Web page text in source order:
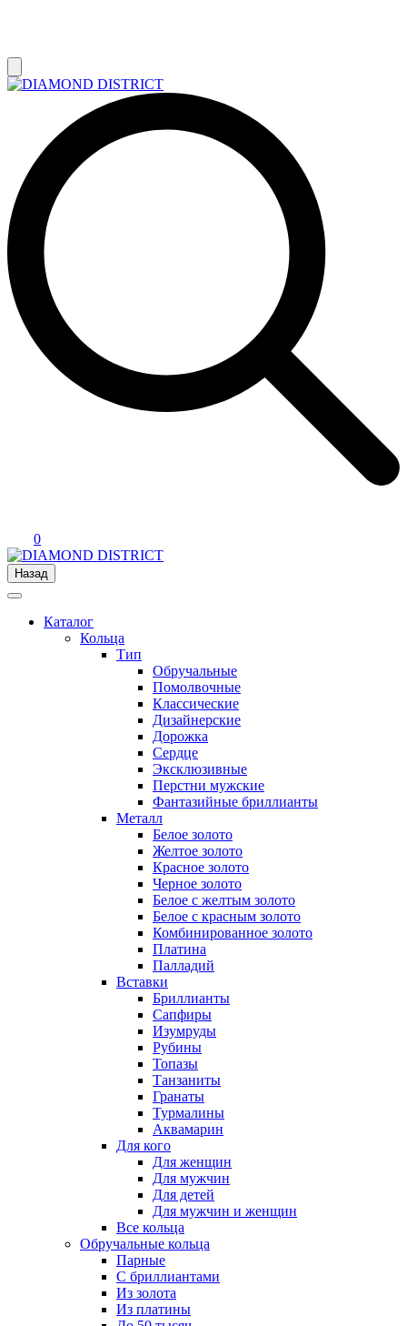
0
Назад
Каталог
Кольца
Тип
Обручальные
Помолвочные
Классические
Дизайнерские
Дорожка
Сердце
Эксклюзивные
Перстни мужские
Фантазийные бриллианты
Металл
Белое золото
Желтое золото
Красное золото
Черное золото
Белое с желтым золото
Белое с красным золото
Комбинированное золото
Платина
Палладий
Вставки
Бриллианты
Сапфиры
Изумруды
Рубины
Топазы
Танзаниты
Гранаты
Турмалины
Аквамарин
Для кого
Для женщин
Для мужчин
Для детей
Для мужчин и женщин
Все кольца
Обручальные кольца
Парные
С бриллиантами
Из золота
Из платины